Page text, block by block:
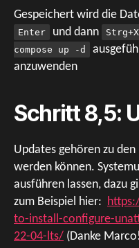
Gespeichert wird die
Enter und dann Strg+X
compose up -d
anzuwenden
Schritt 8,5:
Updates gehören zu
werden können.
ausführen lassen, dazu
zum Beispiel hier:
to-install-configure-
22-04-lts/ (Danke